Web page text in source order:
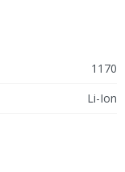
1170
Li-Ion